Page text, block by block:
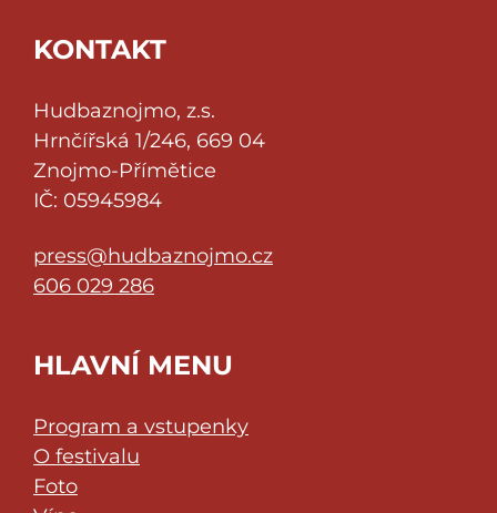
KONTAKT
Hudbaznojmo, z.s.
Hrnčířská 1/246, 669 04
Znojmo-Přímětice
IČ: 05945984
press@hudbaznojmo.cz
606 029 286
HLAVNÍ MENU
Program a vstupenky
O festivalu
Foto